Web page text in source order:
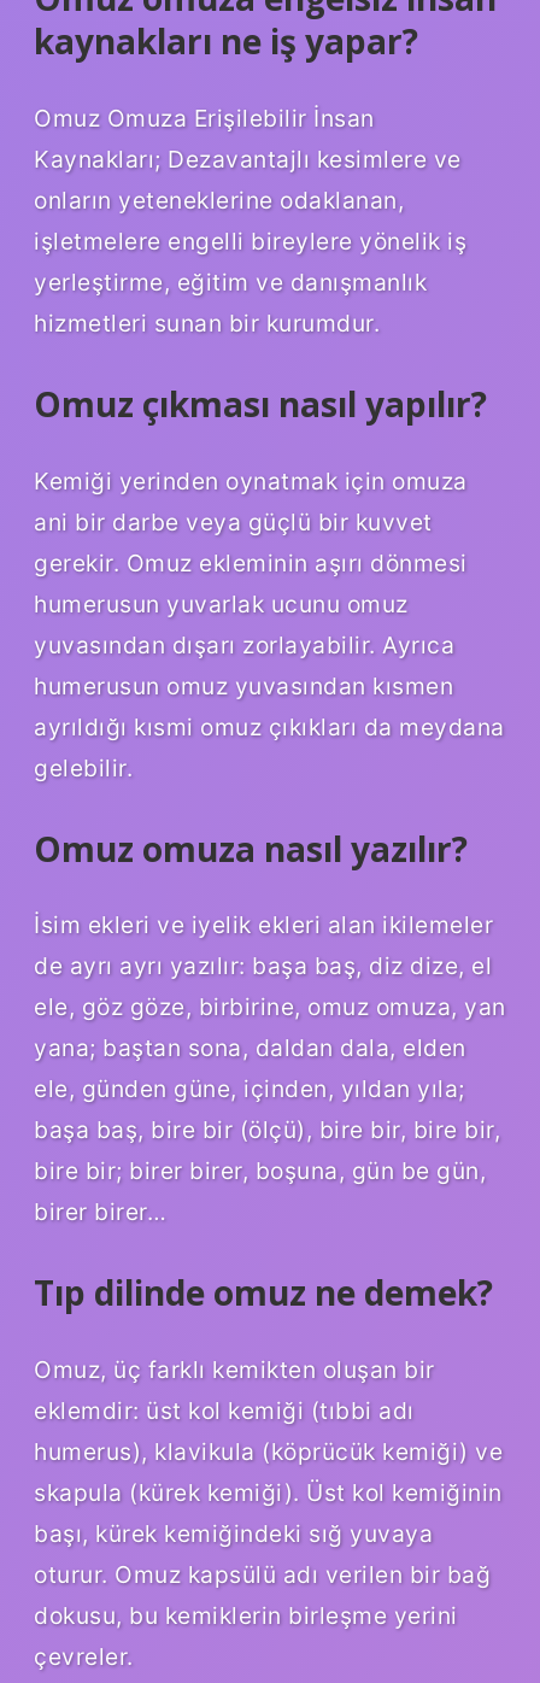
kaynakları ne iş yapar?
Omuz Omuza Erişilebilir İnsan
Kaynakları; Dezavantajlı kesimlere ve
onların yeteneklerine odaklanan,
işletmelere engelli bireylere yönelik iş
yerleştirme, eğitim ve danışmanlık
hizmetleri sunan bir kurumdur.
Omuz çıkması nasıl yapılır?
Kemiği yerinden oynatmak için omuza
ani bir darbe veya güçlü bir kuvvet
gerekir. Omuz ekleminin aşırı dönmesi
humerusun yuvarlak ucunu omuz
yuvasından dışarı zorlayabilir. Ayrıca
humerusun omuz yuvasından kısmen
ayrıldığı kısmi omuz çıkıkları da meydana
gelebilir.
Omuz omuza nasıl yazılır?
İsim ekleri ve iyelik ekleri alan ikilemeler
de ayrı ayrı yazılır: başa baş, diz dize, el
ele, göz göze, birbirine, omuz omuza, yan
yana; baştan sona, daldan dala, elden
ele, günden güne, içinden, yıldan yıla;
başa baş, bire bir (ölçü), bire bir, bire bir,
bire bir; birer birer, boşuna, gün be gün,
birer birer…
Tıp dilinde omuz ne demek?
Omuz, üç farklı kemikten oluşan bir
eklemdir: üst kol kemiği (tıbbi adı
humerus), klavikula (köprücük kemiği) ve
skapula (kürek kemiği). Üst kol kemiğinin
başı, kürek kemiğindeki sığ yuvaya
oturur. Omuz kapsülü adı verilen bir bağ
dokusu, bu kemiklerin birleşme yerini
çevreler.